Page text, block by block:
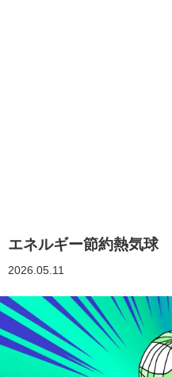
エネルギー節約熱気球
2026.05.11